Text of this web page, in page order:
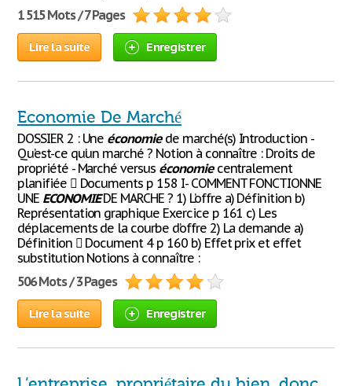
1 515 Mots / 7 Pages
Lire la suite Enregistrer
Economie De Marché
DOSSIER 2 : Une économiede marché(s) Introduction -
Qu’est-ce qu’un marché ? Notion à connaître : Droits de
propriété - Marché versus économiecentralement
planifiée  Documents p 158 I- COMMENT FONCTIONNE
UNE ECONOMIEDE MARCHE ? 1) L’offre a) Définition b)
Représentation graphique Exercice p 161 c) Les
déplacements de la courbe d’offre 2) La demande a)
Définition  Document 4 p 160 b) Effet prix et effet
substitution Notions à connaître :
506 Mots / 3 Pages
Lire la suite Enregistrer